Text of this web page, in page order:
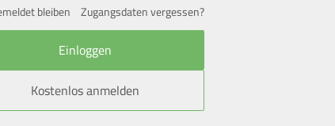
bleiben Zugangsdaten vergessen?
Kostenlos anmelden